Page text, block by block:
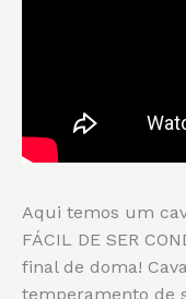
Aqui temos um
FÁCIL DE SER
final de doma!
temperamento de